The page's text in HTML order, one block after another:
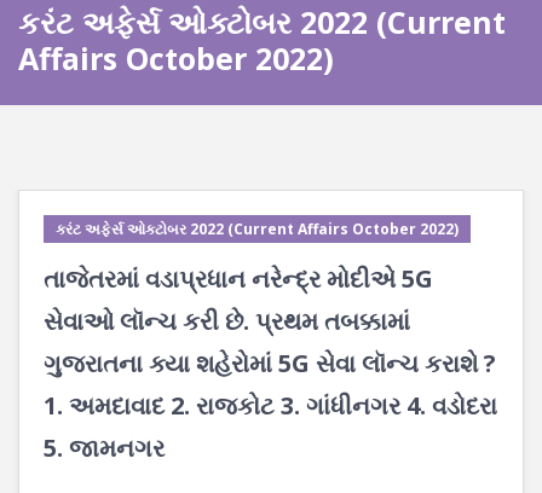
કરંટ અફેર્સ ઓક્ટોબર 2022 (Current
Affairs October 2022)
કરંટ અફેર્સ ઓક્ટોબર 2022 (Current Affairs October 2022)
તાજેતરમાં વડાપ્રધાન નરેન્દ્ર મોદીએ 5G
સેવાઓ લૉન્ચ કરી છે. પ્રથમ તબક્કામાં
ગુજરાતના ક્યા શહેરોમાં 5G સેવા લૉન્ચ કરાશે ?
1. અમદાવાદ 2. રાજકોટ 3. ગાંધીનગર 4. વડોદરા
5. જામનગર